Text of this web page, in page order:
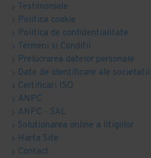
Testimoniale
Politica cookie
Politica de confidentialitate
Termeni si Conditii
Prelucrarea datelor personale
Date de identificare ale societatii
Certificari ISO
ANPC
ANPC - SAL
Solutionarea online a litigiilor
Harta Site
Contact